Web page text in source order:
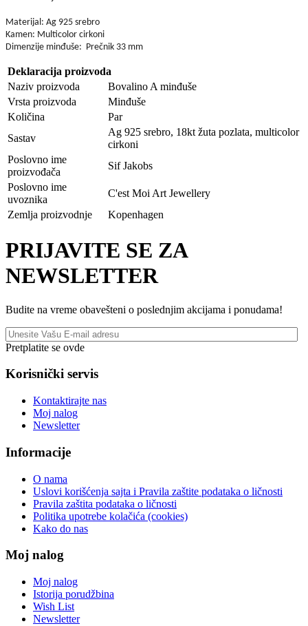
Materijal: Ag 925 srebro
Kamen: Multicolor cirkoni
Dimenzije minđuše: Prečnik 33 mm
Deklaracija proizvoda
Naziv proizvoda
Bovalino A minđuše
Vrsta proizvoda
Minđuše
Količina
Par
Sastav
Ag 925 srebro, 18kt žuta pozlata, multicolor
cirkoni
Poslovno ime
proizvođača
Sif Jakobs
Poslovno ime
uvoznika
C'est Moi Art Jewellery
Zemlja proizvodnje
Kopenhagen
PRIJAVITE SE ZA
NEWSLETTER
Budite na vreme obavešteni o poslednjim akcijama i ponudama!
Pretplatite se ovde
Korisnički servis
Kontaktirajte nas
Moj nalog
Newsletter
Informacije
O nama
Uslovi korišćenja sajta i Pravila zaštite podataka o ličnosti
Pravila zaštita podataka o ličnosti
Politika upotrebe kolačića (cookies)
Kako do nas
Moj nalog
Moj nalog
Istorija porudžbina
Wish List
Newsletter